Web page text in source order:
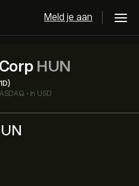
Meld je aan
HUN
• in USD